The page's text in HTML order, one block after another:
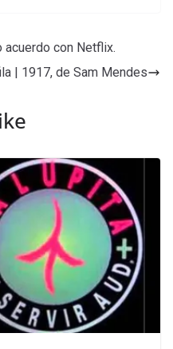
acuerdo con Netflix.
| 1917, de Sam Mendes